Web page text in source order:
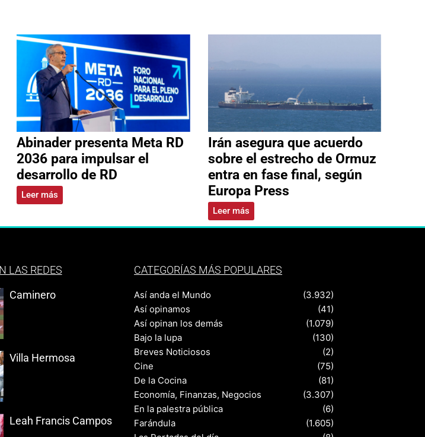
Abinader presenta Meta RD
2036 para impulsar el
desarrollo de RD
Leer más
Irán asegura que acuerdo
sobre el estrecho de Ormuz
entra en fase final, según
Europa Press
Leer más
LAS REDES
Caminero
Villa Hermosa
Leah Francis Campos
CATEGORÍAS MÁS POPULARES
Así anda el Mundo
(3.932)
Así opinamos
(41)
Así opinan los demás
(1.079)
Bajo la lupa
(130)
Breves Noticiosos
(2)
Cine
(75)
De la Cocina
(81)
Economía, Finanzas, Negocios
(3.307)
En la palestra pública
(6)
Farándula
(1.605)